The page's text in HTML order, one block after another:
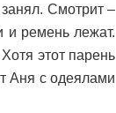
Смотрит –
и ремень лежат.
этот парень
Аня с одеялами